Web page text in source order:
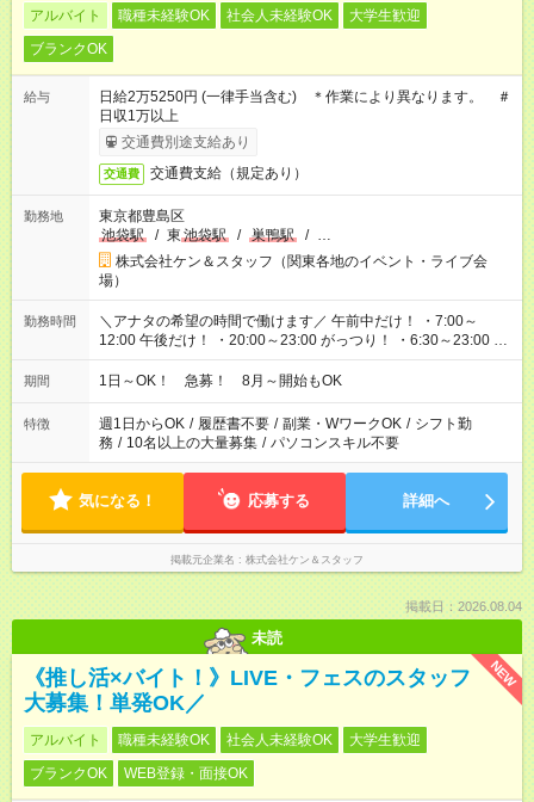
アルバイト 職種未経験OK 社会人未経験OK
大学生歓迎
ブランクOK
給与
日給2万5250円 (一律手当含む) ＊作業により異なります。 ＃
日収1万以上
交通費別途支給あり
交通費 交通費支給（規定あり）
勤務地
東京都豊島区
池袋駅
/ 東 池袋駅 / 巣鴨駅 / …
株式会社ケン＆スタッフ（関東各地のイベント・ライブ会
場）
勤務時間
＼アナタの希望の時間で働けます／ 午前中だけ！ ・7:00～
12:00 午後だけ！ ・20:00～23:00 がっつり！ ・6:30～23:00 ・
12:00～21:00 ・16:00～翌8:00 …etc ※時間曜日イベントによ
り異なります。
期間 1日～OK！ 急募！ 8月～開始もOK
特徴 週1日からOK / 履歴書不要 / 副業・WワークOK / シフト勤
務 / 10名以上の大量募集 / パソコンスキル不要
気になる！ 応募する 詳細へ
掲載元企業名 株式会社ケン＆スタッフ
掲載日：2026.08.04
未読
NEW
《推し活×バイト！》LIVE・フェスのスタッフ
大募集！単発OK／
アルバイト 職種未経験OK 社会人未経験OK
大学生歓迎
ブランクOK
WEB登録・面接OK